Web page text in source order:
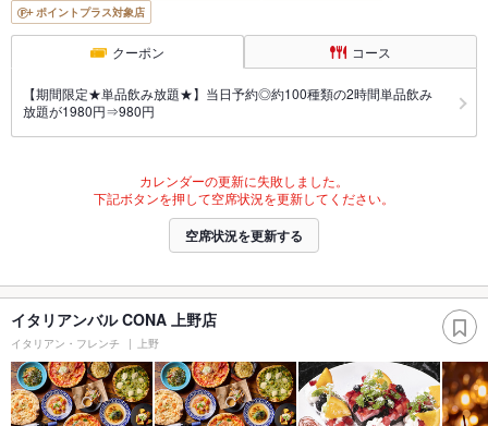
ポイントプラス対象店
クーポン コース
【期間限定★単品飲み放題★】当日予約◎約100種類の2時間単品飲み
放題が1980円⇒980円
カレンダーの更新に失敗しました。
下記ボタンを押して空席状況を更新してください。
空席状況を更新する
イタリアンバル CONA 上野店
イタリアン・フレンチ 上野